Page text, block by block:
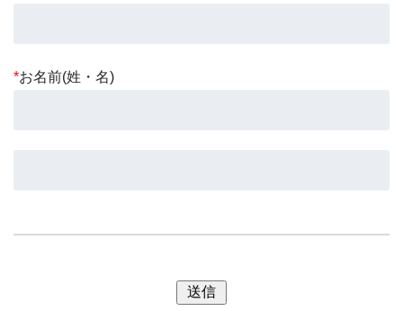
*お名前(姓・名)